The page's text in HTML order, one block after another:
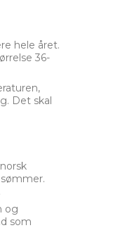
hele året.
36-
Det skal
og
som